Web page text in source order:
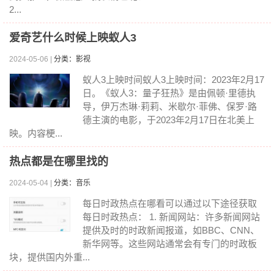
2...
爱奇艺什么时候上映蚁人3
2024-05-06 | 分类：影视
蚁人3上映时间蚁人3上映时间：2023年2月17
日。《蚁人3：量子狂热》是由佩顿·里德执
导，伊万杰琳·莉莉、米歇尔·菲佛、保罗·路
德主演的电影，于2023年2月17日在北美上
映。内容梗...
热点都是在哪里找的
2024-05-04 | 分类：音乐
每日时政热点在哪看可以通过以下途径获取
每日时政热点： 1. 新闻网站：许多新闻网站
提供及时的时政新闻报道，如BBC、CNN、
新华网等。这些网站通常会有专门的时政板
块，提供国内外重...